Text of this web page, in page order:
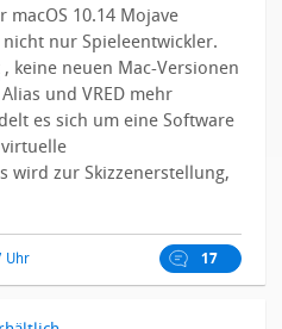
macOS 10.14 Mojave
nur Spieleentwickler.
, keine neuen Mac-Versionen
und VRED mehr
es sich um eine Software
wird zur Skizzenerstellung,
Uhr 17